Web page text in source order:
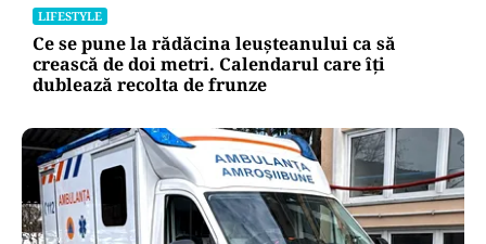
Alte Articole Importante